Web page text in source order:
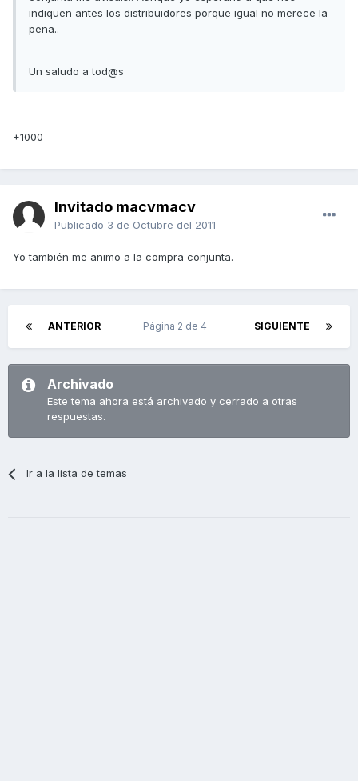
indiquen antes los distribuidores porque igual no merece la
pena..
Un saludo a tod@s
+1000
Invitado macvmacv
Publicado 3 de Octubre del 2011
Yo también me animo a la compra conjunta.
ANTERIOR SIGUIENTE
Página 2 de 4
Archivado
Este tema ahora está archivado y cerrado a otras
respuestas.
Ir a la lista de temas